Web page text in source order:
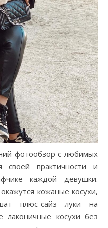
фотообзор с любимых
своей практичности и
каждой девушки.
кожаные косухи,
плюс-сайз луки на
лаконичные косухи без